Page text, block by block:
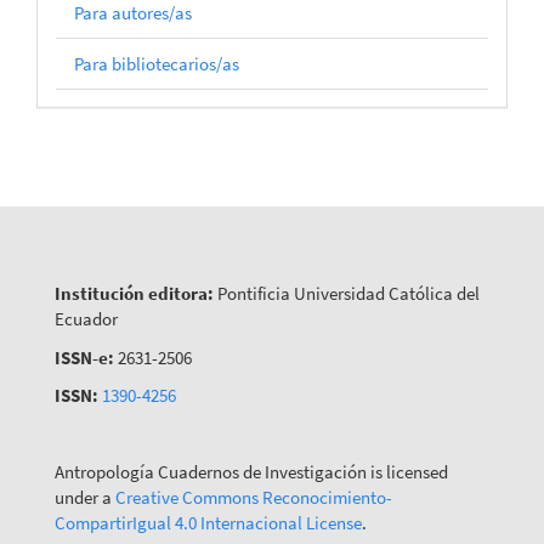
Para autores/as
Para bibliotecarios/as
Institución editora: Pontificia Universidad Católica del
Ecuador
ISSN-e: 2631-2506
ISSN: 1390-4256
Antropología Cuadernos de Investigación is licensed
under a Creative Commons Reconocimiento-
CompartirIgual 4.0 Internacional License.